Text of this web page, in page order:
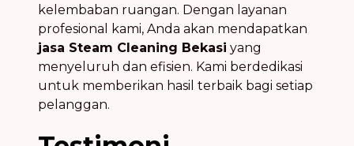
kelembaban ruangan. Dengan layanan
profesional kami, Anda akan mendapatkan
jasa Steam Cleaning Bekasi yang
menyeluruh dan efisien. Kami berdedikasi
untuk memberikan hasil terbaik bagi setiap
pelanggan.